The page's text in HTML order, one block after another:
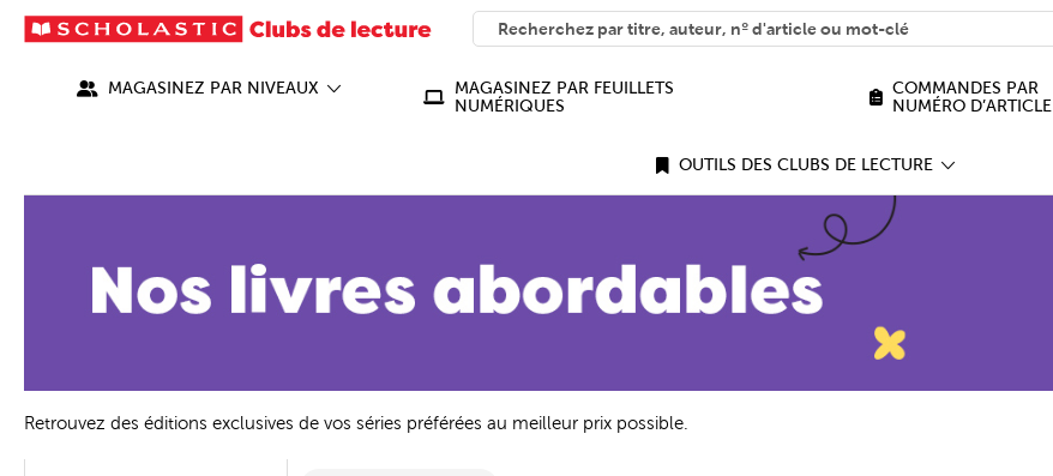
SEARCH
What can we help you find?
MAGASINEZ PAR NIVEAUX
MAGASINEZ PAR FEUILLETS
NUMÉRIQUES
COMMANDES PAR
NUMÉRO D’ARTICLE
OUTILS DES CLUBS DE LECTURE
Retrouvez des éditions exclusives de vos séries préférées au meilleur prix possible.